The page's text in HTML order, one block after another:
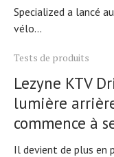
Specialized a lancé
vélo...
Tests de produits
Lezyne KTV
lumière
commence à
Il devient de plus en